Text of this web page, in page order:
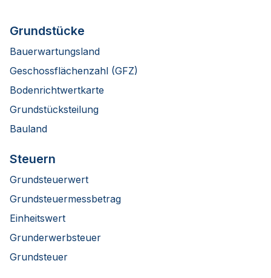
Grundstücke
Bauerwartungsland
Geschossflächenzahl (GFZ)
Bodenrichtwertkarte
Grundstücksteilung
Bauland
Steuern
Grundsteuerwert
Grundsteuermessbetrag
Einheitswert
Grunderwerbsteuer
Grundsteuer